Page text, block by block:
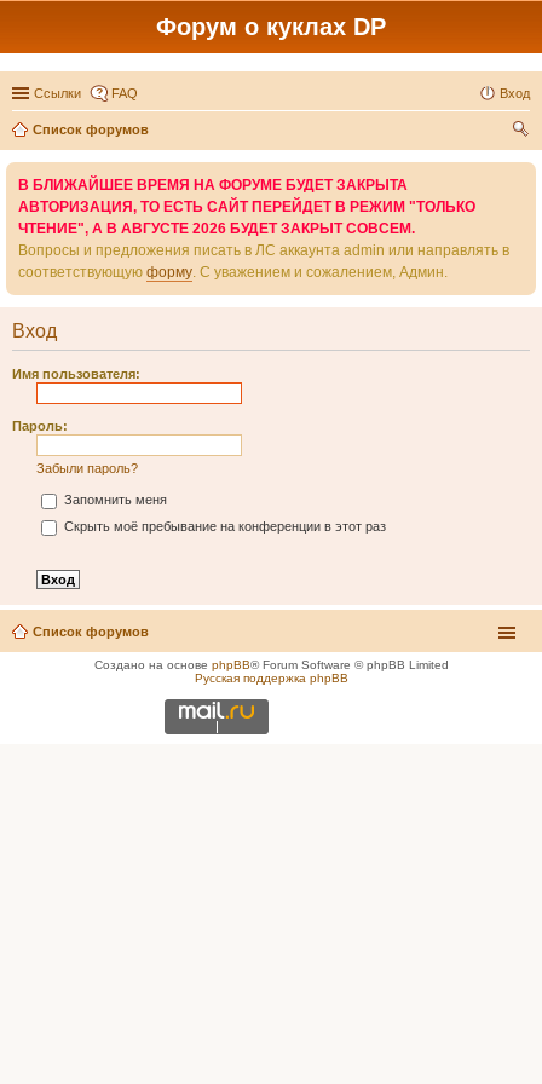
Форум о куклах DP
Ссылки FAQ Вход
Список форумов
В БЛИЖАЙШЕЕ ВРЕМЯ НА ФОРУМЕ БУДЕТ ЗАКРЫТА
АВТОРИЗАЦИЯ, ТО ЕСТЬ САЙТ ПЕРЕЙДЕТ В РЕЖИМ "ТОЛЬКО
ЧТЕНИЕ", А В АВГУСТЕ 2026 БУДЕТ ЗАКРЫТ СОВСЕМ.
Вопросы и предложения писать в ЛС аккаунта admin или направлять в
соответствующую форму. С уважением и сожалением, Админ.
Вход
Имя пользователя:
Пароль:
Забыли пароль?
Запомнить меня
Скрыть моё пребывание на конференции в этот раз
Список форумов
Создано на основе phpBB® Forum Software © phpBB Limited
Русская поддержка phpBB